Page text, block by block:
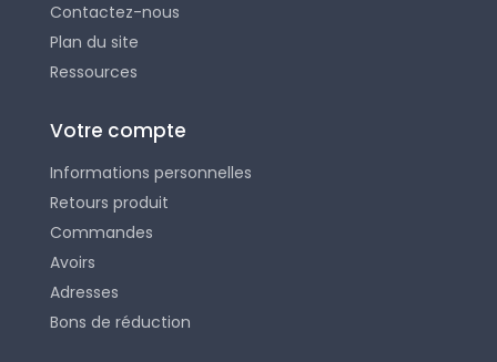
Contactez-nous
Plan du site
Ressources
Votre compte
Informations personnelles
Retours produit
Commandes
Avoirs
Adresses
Bons de réduction